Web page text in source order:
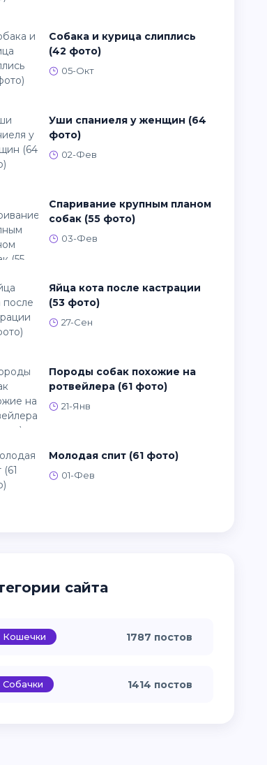
Собака и курица слиплись
(42 фото)
05-Окт
Уши спаниеля у женщин (64
фото)
02-Фев
Спаривание крупным планом
собак (55 фото)
03-Фев
Яйца кота после кастрации
(53 фото)
27-Сен
Породы собак похожие на
ротвейлера (61 фото)
21-Янв
Молодая спит (61 фото)
01-Фев
сайта
Кошечки 1787 постов
Собачки 1414 постов